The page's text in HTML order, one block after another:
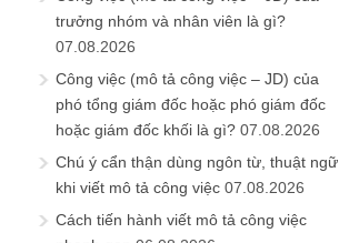
trưởng nhóm và nhân viên là gì?
07.08.2026
Công việc (mô tả công việc – JD) của
phó tổng giám đốc hoặc phó giám đốc
hoặc giám đốc khối là gì? 07.08.2026
Chú ý cẩn thận dùng ngôn từ, thuật ngữ
khi viết mô tả công việc 07.08.2026
Cách tiến hành viết mô tả công việc